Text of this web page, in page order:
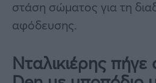
στάση σώματος για τη
αφόδευσης.
Νταλικιέρης